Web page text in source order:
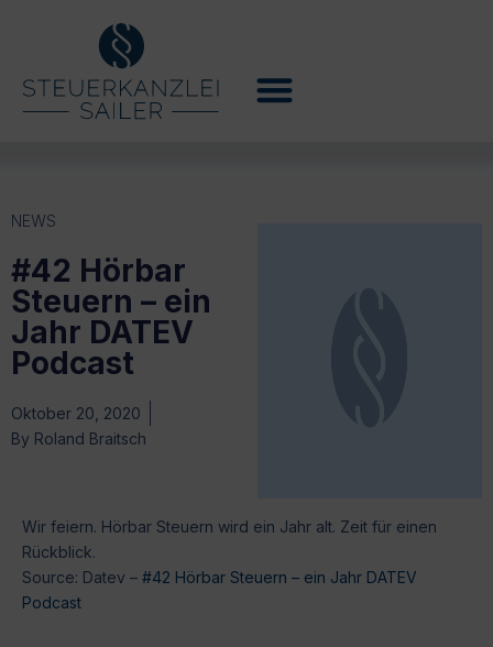
NEWS
#42 Hörbar
Steuern – ein
Jahr DATEV
Podcast
Oktober 20, 2020
By Roland Braitsch
Wir feiern. Hörbar Steuern wird ein Jahr alt. Zeit für einen
Rückblick.
Source: Datev – #42 Hörbar Steuern – ein Jahr DATEV
Podcast